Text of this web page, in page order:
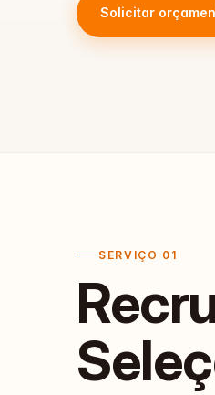
Solicitar
SERVIÇO 01